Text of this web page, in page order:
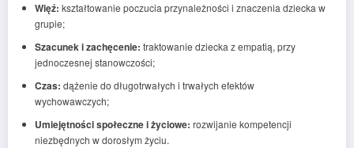
Więź: kształtowanie poczucia przynależności i znaczenia dziecka w
grupie;
Szacunek i zachęcenie: traktowanie dziecka z empatią, przy
jednoczesnej stanowczości;
Czas: dążenie do długotrwałych i trwałych efektów
wychowawczych;
Umiejętności społeczne i życiowe: rozwijanie kompetencji
niezbędnych w dorosłym życiu.